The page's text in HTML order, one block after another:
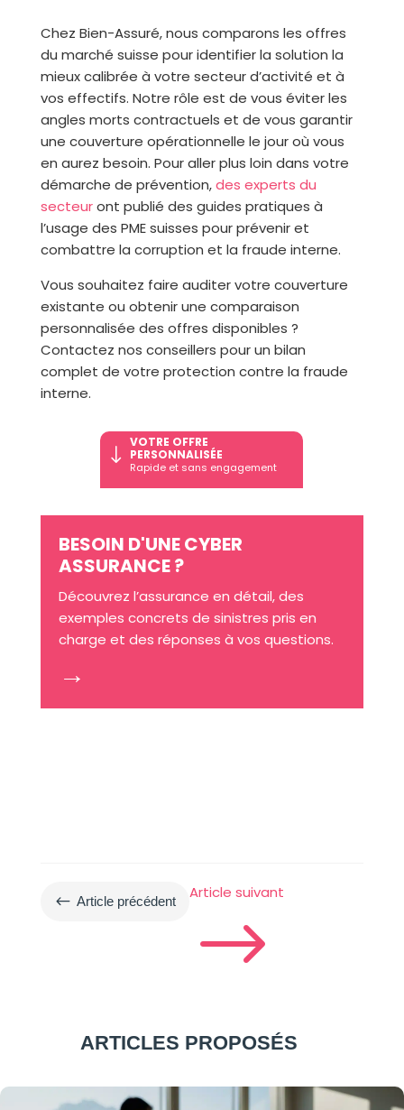
BESOIN D'UNE CYBER
ASSURANCE ?
Découvrez l’assurance en détail, des
exemples concrets de sinistres pris en
charge et des réponses à vos questions.
→
Chez Bien-Assuré, nous comparons les offres
du marché suisse pour identifier la solution la
mieux calibrée à votre secteur d’activité et à
vos effectifs. Notre rôle est de vous éviter les
angles morts contractuels et de vous garantir
une couverture opérationnelle le jour où vous
en aurez besoin. Pour aller plus loin dans votre
démarche de prévention,des experts du
secteuront publié des guides pratiques à
l’usage des PME suisses pour prévenir et
combattre la corruption et la fraude interne.
Vous souhaitez faire auditer votre couverture
existante ou obtenir une comparaison
personnalisée des offres disponibles ?
Contactez nos conseillers pour un bilan
complet de votre protection contre la fraude
interne.
"
VOTRE OFFRE
PERSONNALISÉE
Rapide et sans engagement
# Article précédent Article suivant
$
ARTICLES PROPOSÉS